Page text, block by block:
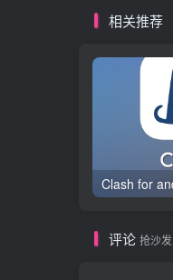
相关推荐
评论 抢沙发